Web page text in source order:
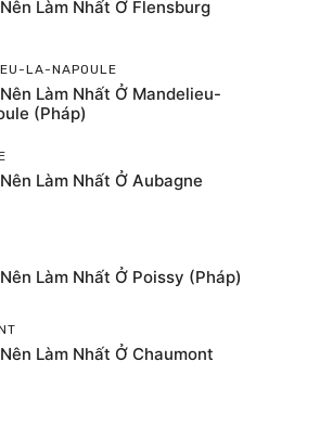
Làm Nhất Ở Flensburg
LA-NAPOULE
Làm Nhất Ở Mandelieu-
(Pháp)
Làm Nhất Ở Aubagne
Làm Nhất Ở Poissy (Pháp)
Làm Nhất Ở Chaumont